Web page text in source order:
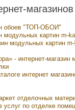
магазинов
обоев "ТОП-ОБОИ"
модульных картин m-
модульных картин
- интернет-магазин
интернет
отделочных
услуг по отделке